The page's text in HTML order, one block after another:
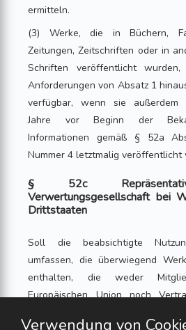
ermitteln.
(3) Werke, die in Büchern,
Zeitungen, Zeitschriften oder in
Schriften veröffentlicht
Anforderungen von Absatz 1
verfügbar, wenn sie außerdem
Jahre vor Beginn der
Informationen gemäß § 52a
Nummer 4 letztmalig veröffentlicht
§ 52c
Verwertungsgesellschaft bei
Drittstaaten
Soll die beabsichtigte
umfassen, die überwiegend
enthalten, die weder
Europäischen Union noch
Verwendung von